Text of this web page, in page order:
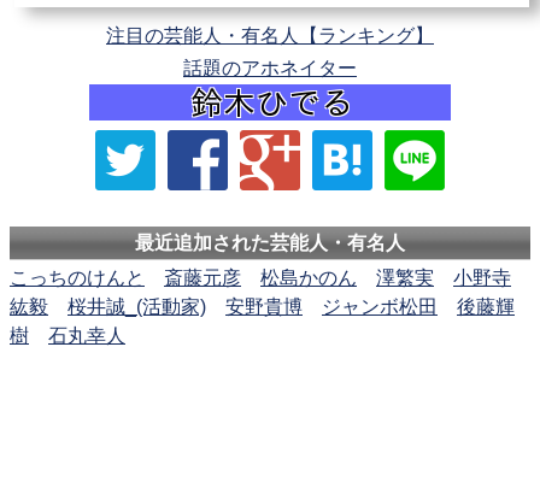
注目の芸能人・有名人【ランキング】
話題のアホネイター
最近追加された芸能人・有名人
こっちのけんと
斎藤元彦 松島かのん 澤繁実
小野寺
紘毅
桜井誠_(活動家) 安野貴博 ジャンボ松田
後藤輝
樹
石丸幸人